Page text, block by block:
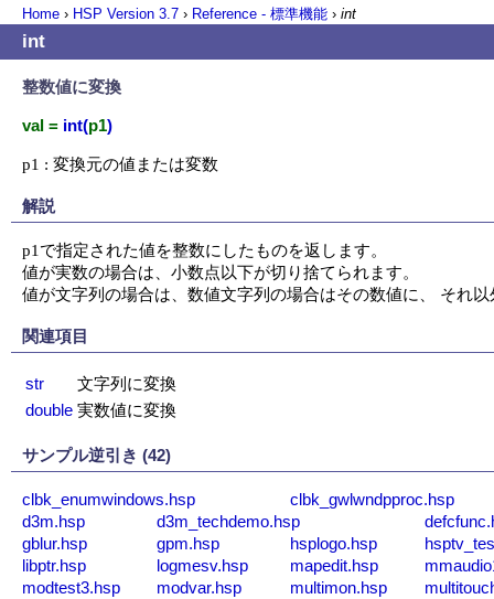
Home › HSP Version 3.7 › Reference - 標準機能 › int
int
整数値に変換
val = int(p1)
p1 : 変換元の値または変数
解説
p1で指定された値を整数にしたものを返します。
値が実数の場合は、小数点以下が切り捨てられます。
値が文字列の場合は、数値文字列の場合はその数値に、 それ
関連項目
str
文字列に変換
double 実数値に変換
サンプル逆引き (42)
clbk_enumwindows.hsp
clbk_gwlwndpproc.hsp
d3m.hsp
d3m_techdemo.hsp
gblur.hsp
gpm.hsp hsplogo.hsp
libptr.hsp
logmesv.hsp mapedit.hsp
modtest3.hsp
modvar.hsp multimon.hsp